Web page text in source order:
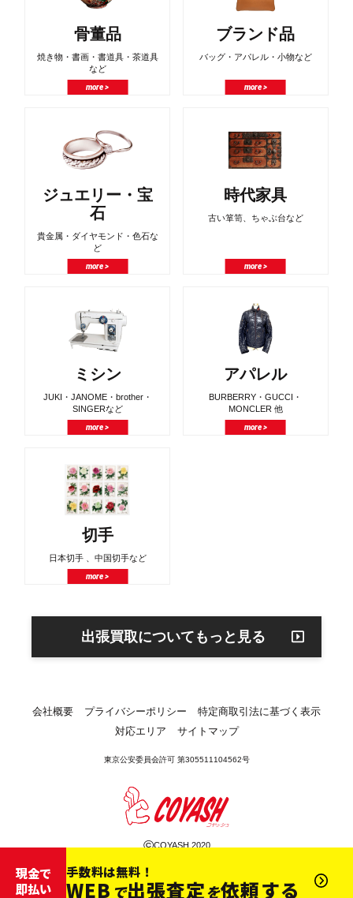
骨董品
焼き物・書画・書道具・茶道具
など
more >
ブランド品
バッグ・アパレル・小物など
more >
ジュエリー・宝
石
貴金属・ダイヤモンド・色石な
ど
more >
時代家具
古い箪笥、ちゃぶ台など
more >
ミシン
JUKI・JANOME・brother・
SINGERなど
more >
アパレル
BURBERRY・GUCCI・
MONCLER 他
more >
切手
日本切手 、中国切手など
more >
出張買取についてもっと見る
会社概要 プライバシーポリシー
特定商取引法に基づく表示
対応エリア
サイトマップ
東京公安委員会許可 第305511104562号
©COYASH 2020
現金で
即払い
手数料は無料！
WEB で出張査定を依頼する